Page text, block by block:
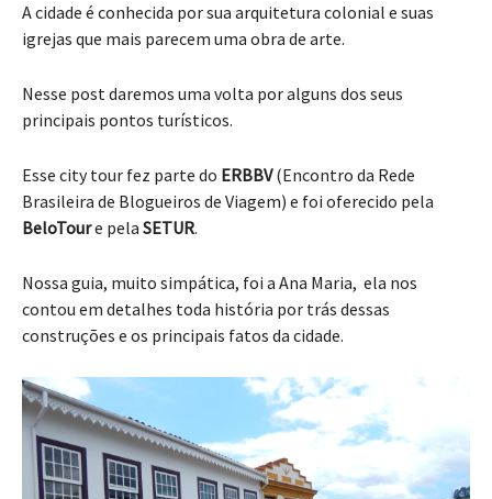
A cidade é conhecida por sua arquitetura colonial e suas
igrejas que mais parecem uma obra de arte.
Nesse post daremos uma volta por alguns dos seus
principais pontos turísticos.
Esse city tour fez parte do ERBBV(Encontro da Rede
Brasileira de Blogueiros de Viagem) e foi oferecido pela
BeloToure pela SETUR.
Nossa guia, muito simpática, foi a Ana Maria, ela nos
contou em detalhes toda história por trás dessas
construções e os principais fatos da cidade.